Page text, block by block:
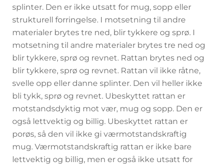
splinter. Den er ikke utsatt for mug, sopp eller
strukturell forringelse. I motsetning til andre
materialer brytes tre ned, blir tykkere og sprø. I
motsetning til andre materialer brytes tre ned og
blir tykkere, sprø og revnet. Rattan brytes ned og
blir tykkere, sprø og revnet. Rattan vil ikke råtne,
svelle opp eller danne splinter. Den vil heller ikke
bli tykk, sprø og revnet. Ubeskyttet rattan er
motstandsdyktig mot vær, mug og sopp. Den er
også lettvektig og billig. Ubeskyttet rattan er
porøs, så den vil ikke gi værmotstandskraftig
mug. Værmotstandskraftig rattan er ikke bare
lettvektig og billig, men er også ikke utsatt for